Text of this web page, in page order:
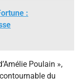
:
Poulain »,
du